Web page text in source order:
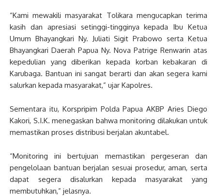
“Kami mewakili masyarakat Tolikara mengucapkan terima
kasih dan apresiasi setinggi-tingginya kepada Ibu Ketua
Umum Bhayangkari Ny. Juliati Sigit Prabowo serta Ketua
Bhayangkari Daerah Papua Ny. Nova Patrige Renwarin atas
kepedulian yang diberikan kepada korban kebakaran di
Karubaga. Bantuan ini sangat berarti dan akan segera kami
salurkan kepada masyarakat,” ujar Kapolres.
Sementara itu, Korspripim Polda Papua AKBP Aries Diego
Kakori, S.I.K. menegaskan bahwa monitoring dilakukan untuk
memastikan proses distribusi berjalan akuntabel.
“Monitoring ini bertujuan memastikan pergeseran dan
pengelolaan bantuan berjalan sesuai prosedur, aman, serta
dapat segera disalurkan kepada masyarakat yang
membutuhkan,” jelasnya.